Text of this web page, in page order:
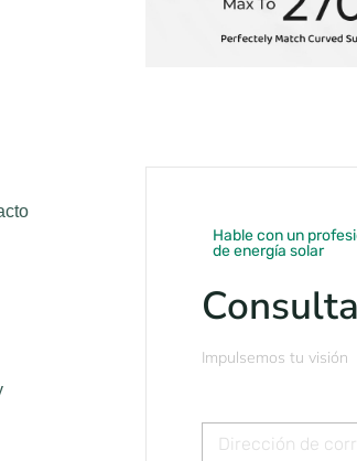
Hable con un
de energía solar
Consulta
Impulsemos tu visión